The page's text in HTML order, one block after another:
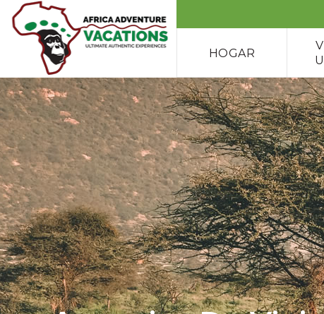
HOGAR